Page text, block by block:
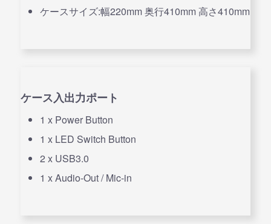
ケースサイズ:幅220mm 奥行410mm 高さ410mm
ケース入出力ポート
1 x Power Button
1 x LED Switch Button
2 x USB3.0
1 x Audio-Out / Mic-in